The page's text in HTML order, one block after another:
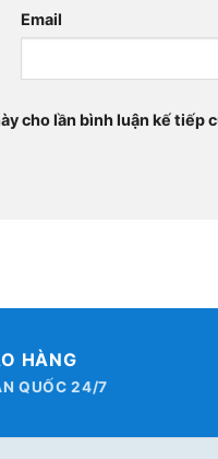
Email
cho lần bình luận kế tiếp
HÀNG
QUỐC 24/7